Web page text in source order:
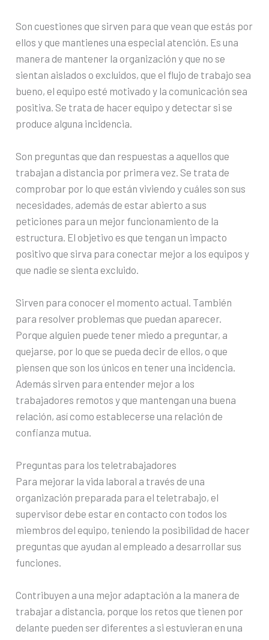
Son cuestiones que sirven para que vean que estás por
ellos y que mantienes una especial atención. Es una
manera de mantener la organización y que no se
sientan aislados o excluidos, que el flujo de trabajo sea
bueno, el equipo esté motivado y la comunicación sea
positiva. Se trata de hacer equipo y detectar si se
produce alguna incidencia.
Son preguntas que dan respuestas a aquellos que
trabajan a distancia por primera vez. Se trata de
comprobar por lo que están viviendo y cuáles son sus
necesidades, además de estar abierto a sus
peticiones para un mejor funcionamiento de la
estructura. El objetivo es que tengan un impacto
positivo que sirva para conectar mejor a los equipos y
que nadie se sienta excluido.
Sirven para conocer el momento actual. También
para resolver problemas que puedan aparecer.
Porque alguien puede tener miedo a preguntar, a
quejarse, por lo que se pueda decir de ellos, o que
piensen que son los únicos en tener una incidencia.
Además sirven para entender mejor a los
trabajadores remotos y que mantengan una buena
relación, así como establecerse una relación de
confianza mutua.
Preguntas para los teletrabajadores
Para mejorar la vida laboral a través de una
organización preparada para el teletrabajo, el
supervisor debe estar en contacto con todos los
miembros del equipo, teniendo la posibilidad de hacer
preguntas que ayudan al empleado a desarrollar sus
funciones.
Contribuyen a una mejor adaptación a la manera de
trabajar a distancia, porque los retos que tienen por
delante pueden ser diferentes a si estuvieran en una